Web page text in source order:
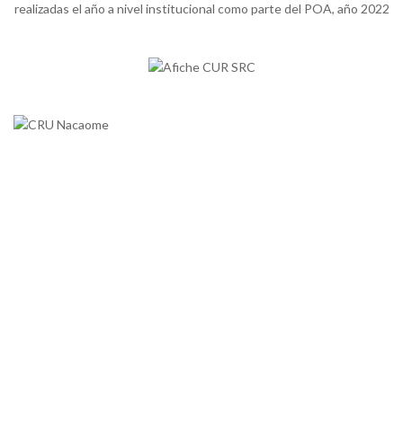
realizadas el año a nivel institucional como parte del POA, año 2022